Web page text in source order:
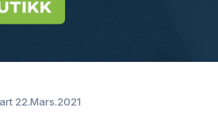
22.Mars.2021